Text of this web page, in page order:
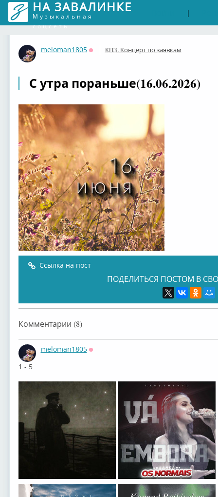
НА ЗАВАЛИНКЕ
Музыкальная
соцсеть
|
meloman1805
Оффлайн
КПЗ. Концерт по заявкам
С утра пораньше(16.06.2026)
Ссылка на пост
ПОДЕЛИТЬСЯ ПОСТОМ В
Комментарии (8)
meloman1805
1 - 5